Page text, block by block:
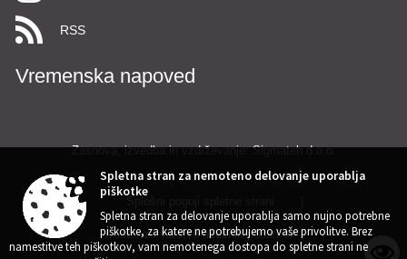
RSS
Vremenska napoved
Zasnova, izvedba in vzdrževanje: Sigmateh d.o.o.
Center za varstvo osebnih podatkov |
Spletna stran za nemoteno delovanje uporablja
piškotke
Spletna stran za delovanje uporablja samo nujno potrebne
piškotke, za katere ne potrebujemo vaše privolitve. Brez
namestitve teh piškotkov, vam nemotenega dostopa do spletne strani ne